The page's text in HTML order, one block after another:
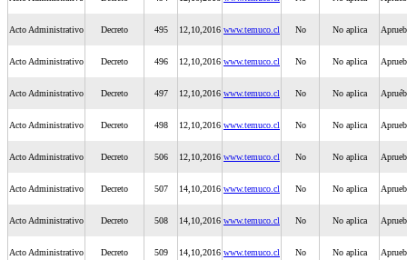
Acto Administrativo Decreto 495 12,10,2016 www.temuco.cl No No aplica
Acto Administrativo Decreto 496 12,10,2016 www.temuco.cl No No aplica
Acto Administrativo Decreto 497 12,10,2016 www.temuco.cl No No aplica
Acto Administrativo Decreto 498 12,10,2016 www.temuco.cl No No aplica
Acto Administrativo Decreto 506 12,10,2016 www.temuco.cl No No aplica
Acto Administrativo Decreto 507 14,10,2016 www.temuco.cl No No aplica
Acto Administrativo Decreto 508 14,10,2016 www.temuco.cl No No aplica
Acto Administrativo Decreto 509 14,10,2016 www.temuco.cl No No aplica